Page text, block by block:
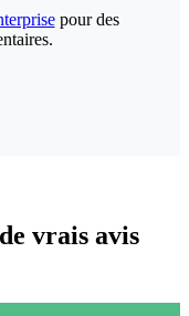
pour des
vrais avis